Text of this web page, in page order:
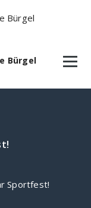
Bürgel
Sportfest!